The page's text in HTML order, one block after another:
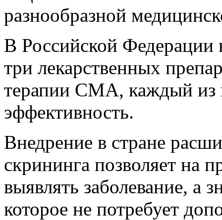
разнообразной
В Российской Федерации
три лекарственных
терапии СМА, каждый из
эффективность.
Внедрение в стране
скрининга позволяет на
выявлять заболевание, а
которое не потребует